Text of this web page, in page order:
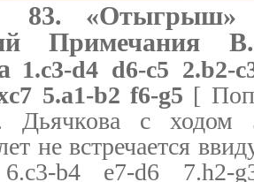
1.c3-d4 d6-c5 2.b2-
5.a1-b2 f6-g5 [
Дьячкова с ходом
не встречается
b4 e7-d6 7.h2-